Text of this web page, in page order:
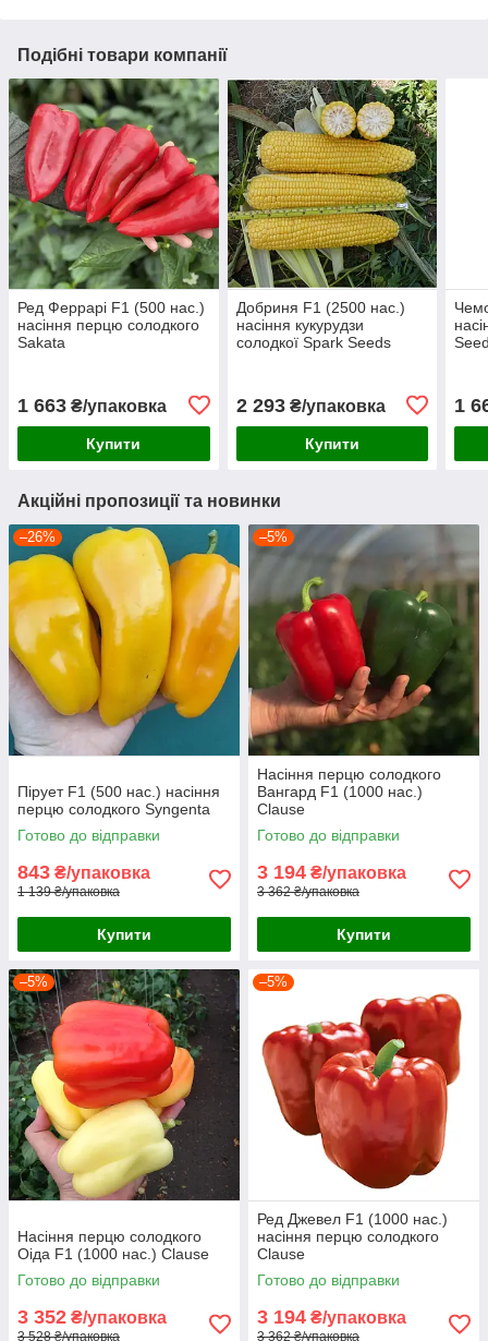
Подібні товари компанії
Ред Феррарі F1 (500 нас.)
насіння перцю солодкого
Sakata
1 663 ₴/упаковка
Купити
Добриня F1 (2500 нас.)
насіння кукурудзи
солодкої Spark Seeds
2 293₴/упаковка
Купити
1
Акційні пропозиції та новинки
–26%
Пірует F1 (500 нас.) насіння
перцю солодкого Syngenta
Готово до відправки
843 ₴/упаковка
1 139 ₴/упаковка
Купити
–5%
Насіння перцю солодкого
Вангард F1 (1000 нас.)
Clause
Готово до відправки
3 194 ₴/упаковка
3 362 ₴/упаковка
Купити
–5%
Насіння перцю солодкого
Оіда F1 (1000 нас.) Clause
Готово до відправки
3 352 ₴/упаковка
3 528 ₴/упаковка
–5%
Ред Джевел F1 (1000 нас.)
насіння перцю солодкого
Clause
Готово до відправки
3 194 ₴/упаковка
3 362 ₴/упаковка